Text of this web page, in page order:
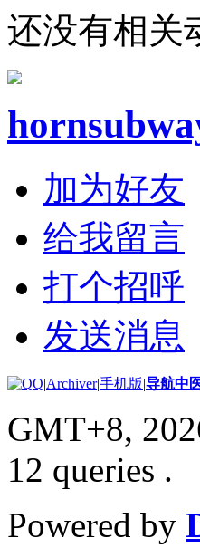
还没有相关
加为好友
给我留言
打个招呼
发送消息
|Archiver|手机版|导航中
GMT+8,
12 queries .
Powered by